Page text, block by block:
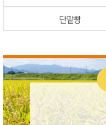
단팥빵